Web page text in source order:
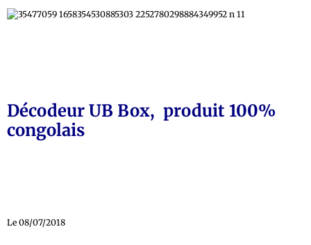
Décodeur UB Box, produit 100%
congolais
Le 08/07/2018